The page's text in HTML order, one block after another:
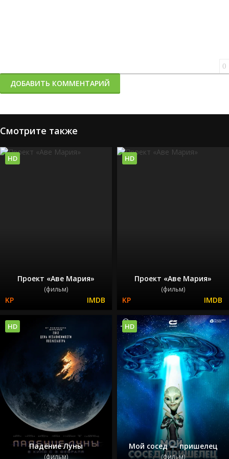
0
ДОБАВИТЬ КОММЕНТАРИЙ
Смотрите также
Проект «Аве Мария»
(фильм)
HD
Проект «Аве Мария»
(фильм)
HD
Падение Луны
(фильм)
HD
Мой сосед — пришелец
(фильм)
HD